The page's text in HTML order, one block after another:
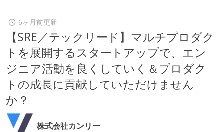
6ヶ月前更新
【SRE／テックリード】マルチプロダク
トを展開するスタートアップで、エン
ジニア活動を良くしていく＆プロダク
トの成長に貢献していただけません
か？
株式会社カンリー